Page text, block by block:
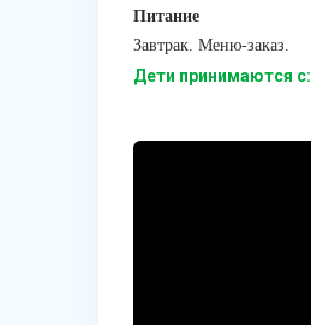
Питание
Завтрак. Меню-заказ.
Дети принимаются с: